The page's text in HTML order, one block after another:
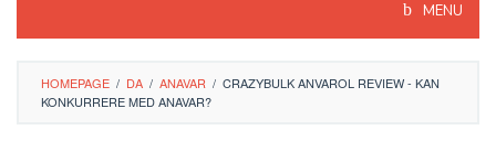
MENU
HOMEPAGE / DA / ANAVAR / CRAZYBULK ANVAROL REVIEW - KAN
KONKURRERE MED ANAVAR?